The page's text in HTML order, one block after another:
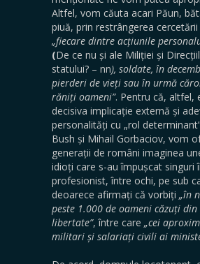
Altfel, vom căuta acari Păun,
piuă, prin restrângerea
„fiecare dintre acțiunile
(De ce nu și ale Miliției și
statului? – nn), soldate, în
pierderi de vieți sau în urmă
răniți oameni”. Pentru că, altfel,
decisiva implicație externă și
personalități cu „rol
Bush și Mihail Gorbaciov, vom
generații de români imaginea
idioți care s-au împușcat singuri
profesionist, între ochi, pe sub
deoarece afirmați că vorbiți „în
peste 1.000 de oameni căzuți din
libertate”, între care „cei
militari și salariați civili ai